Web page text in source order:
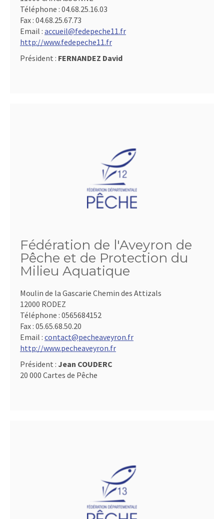
Téléphone : 04.68.25.16.03
Fax : 04.68.25.67.73
Email : accueil@fedepeche11.fr
http://www.fedepeche11.fr
Président : FERNANDEZ David
Fédération de l'Aveyron de
Pêche et de Protection du
Milieu Aquatique
Moulin de la Gascarie Chemin des Attizals
12000 RODEZ
Téléphone : 0565684152
Fax : 05.65.68.50.20
Email : contact@pecheaveyron.fr
http://www.pecheaveyron.fr
Président : Jean COUDERC
20 000 Cartes de Pêche